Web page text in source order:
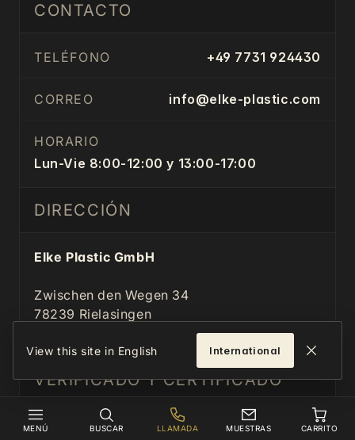
View this site in English International
MENÚ BUSCAR LLAMADA MUESTRAS CARRITO
CONTACTO
TELÉFONO +49 7731 924430
CORREO info@elke-plastic.com
HORARIO
Lun-Vie 8:00-12:00 y 13:00-17:00
DIRECCIÓN
Elke Plastic GmbH
Zwischen den Wegen 34
78239 Rielasingen
VERIFICADO Y CERTIFICADO
Certificado por Trusted Shops